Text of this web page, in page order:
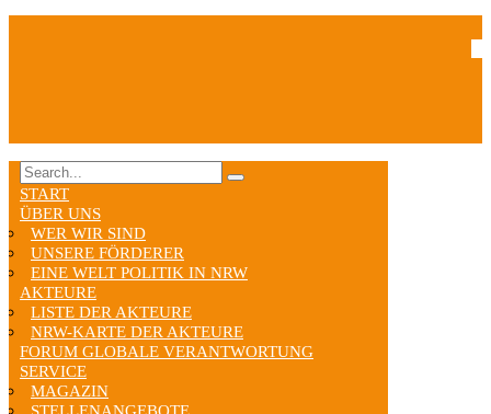
START
ÜBER UNS
WER WIR SIND
UNSERE FÖRDERER
EINE WELT POLITIK IN NRW
AKTEURE
LISTE DER AKTEURE
NRW-KARTE DER AKTEURE
FORUM GLOBALE VERANTWORTUNG
SERVICE
MAGAZIN
STELLENANGEBOTE